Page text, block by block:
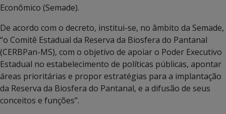
Econômico (Semade).
De acordo com o decreto, institui-se, no âmbito da Semade,
“o Comitê Estadual da Reserva da Biosfera do Pantanal
(CERBPan-MS), com o objetivo de apoiar o Poder Executivo
Estadual no estabelecimento de políticas públicas, apontar
áreas prioritárias e propor estratégias para a implantação
da Reserva da Biosfera do Pantanal, e a difusão de seus
conceitos e funções”.